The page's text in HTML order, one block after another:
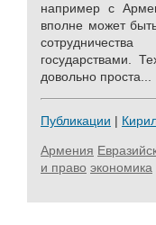
например с
вполне может
государствами.
довольно проста...
Публикации |
Армения
и право экономика